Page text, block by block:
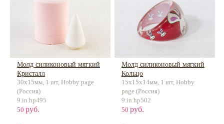
Молд силиконовый мягкий
Кристалл
30х15мм, 1 шт, Hobby page
(Россия)
9.in.hp495
50 руб.
Молд силиконовый мягкий
Кольцо
15х15х14мм, 1 шт, Hobby
page (Россия)
9.in.hp502
50 руб.